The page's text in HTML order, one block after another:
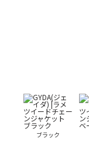
ブラック